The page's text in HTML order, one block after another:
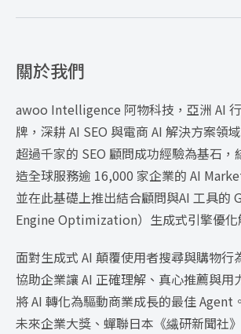
關於我們
awoo Intelligence 阿物科技，亞洲 AI
牌，深耕 AI SEO 與電商 AI 解決方案領
超過千家的 SEO 顧問成功經驗為基石，
造全球服務逾 16,000 家企業的 AI
並在此基礎上推出結合顧問與AI 工具的
Engine Optimization）生成式引擎優化
面對生成式 AI 顛覆使用者搜尋與購物行
協助企業讓 AI 正確理解、真心推薦與用
將 AI 轉化為驅動商業成長的最佳 Agent
未來企業大獎、蟬聯日本《繊研新聞社